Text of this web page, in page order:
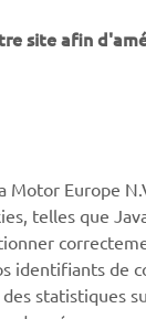
(en)
site afin
Europe
telles que
identifiants de
statistiques